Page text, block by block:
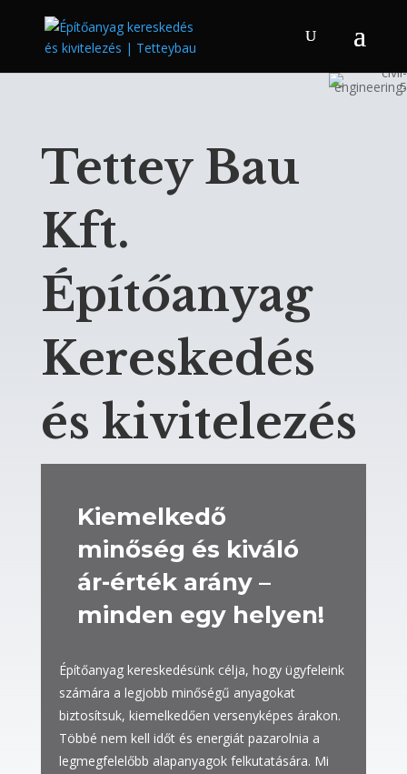
Tettey Bau
Kft.
Építőanyag
Kereskedés
és kivitelezés
Kiemelkedő
minőség és kiváló
ár-érték arány –
minden egy helyen!
Építőanyag kereskedésünk célja, hogy ügyfeleink
számára a legjobb minőségű anyagokat
biztosítsuk, kiemelkedően versenyképes árakon.
Többé nem kell időt és energiát pazarolnia a
legmegfelelőbb alapanyagok felkutatására. Mi